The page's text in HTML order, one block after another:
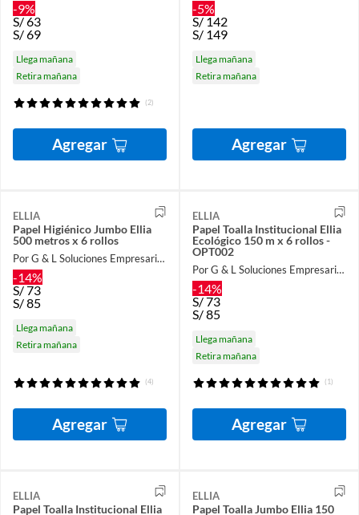
-9%
S/63
S/69
Llega mañana
Retira mañana
(2)
Agregar
-5%
S/ 142
S/ 149
Llega mañana
Retira mañana
Agregar
ELLIA
Papel Higiénico Jumbo Ellia
500 metros x 6 rollos
Por G & L Soluciones Empresariales
-14%
S/73
S/85
Llega mañana
Retira mañana
(4)
Agregar
ELLIA
Papel Toalla Institucional Ellia
Ecológico 150 m x 6 rollos -
OPT002
Por G & L Soluciones Empresariales
-14%
S/73
S/85
Llega mañana
Retira mañana
(1)
Agregar
ELLIA
Papel Toalla Institucional Ellia
ELLIA
Papel Toalla Jumbo Ellia 150